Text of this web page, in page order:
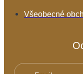
Všeobecné